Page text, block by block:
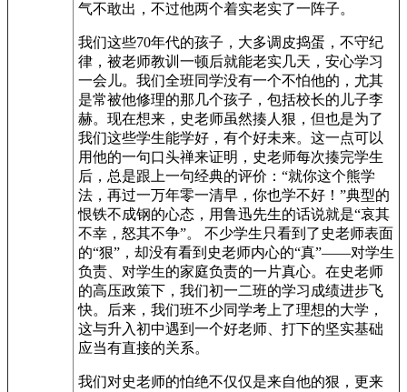
气不敢出，不过他两个着实老实了一阵子。
我们这些70年代的孩子，大多调皮捣蛋，不守纪
律，被老师教训一顿后就能老实几天，安心学习
一会儿。我们全班同学没有一个不怕他的，尤其
是常被他修理的那几个孩子，包括校长的儿子李
赫。现在想来，史老师虽然揍人狠，但也是为了
我们这些学生能学好，有个好未来。这一点可以
用他的一句口头禅来证明，史老师每次揍完学生
后，总是跟上一句经典的评价：“就你这个熊学
法，再过一万年零一清早，你也学不好！”典型的
恨铁不成钢的心态，用鲁迅先生的话说就是“哀其
不幸，怒其不争”。 不少学生只看到了史老师表面
的“狠”，却没有看到史老师内心的“真”——对学生
负责、对学生的家庭负责的一片真心。在史老师
的高压政策下，我们初一二班的学习成绩进步飞
快。后来，我们班不少同学考上了理想的大学，
这与升入初中遇到一个好老师、打下的坚实基础
应当有直接的关系。
我们对史老师的怕绝不仅仅是来自他的狠，更来